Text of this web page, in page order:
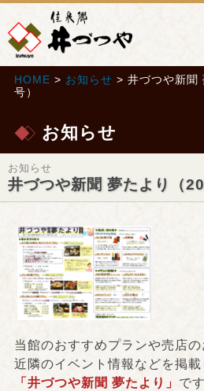
HOME > お知らせ > 井づつや新聞
号）
お知らせ
お知らせ
井づつや新聞 夢たより（
当館のおすすめプランや売店の
近隣のイベント情報などを掲載
「井づつや新聞 夢たより」 です